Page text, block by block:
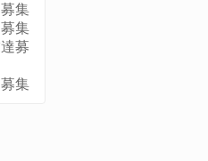
集
集
募
集